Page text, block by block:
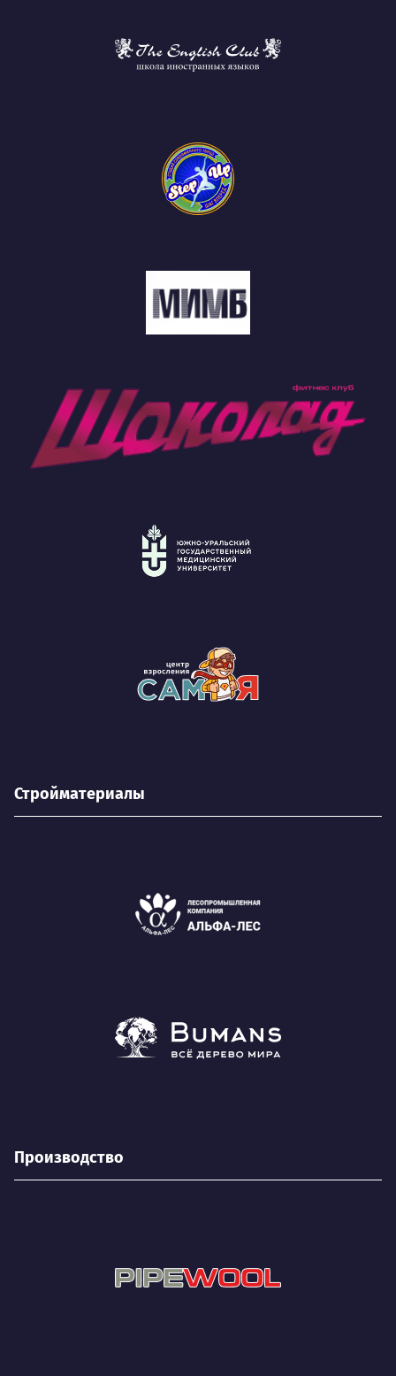
Стройматериалы
Производство